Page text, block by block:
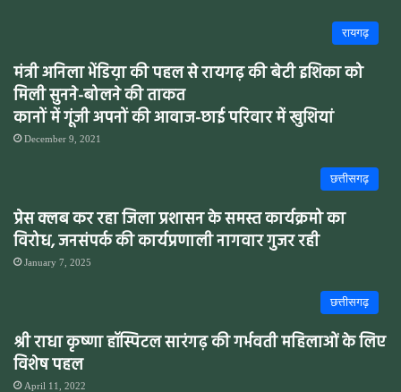
रायगढ़
मंत्री अनिला भेंडिय़ा की पहल से रायगढ़ की बेटी इशिका को
मिली सुनने-बोलने की ताकत
कानों में गूंजी अपनों की आवाज-छाई परिवार में खुशियां
December 9, 2021
छत्तीसगढ़
प्रेस क्लब कर रहा जिला प्रशासन के समस्त कार्यक्रमो का
विरोध, जनसंपर्क की कार्यप्रणाली नागवार गुजर रही
January 7, 2025
छत्तीसगढ़
श्री राधा कृष्णा हॉस्पिटल सारंगढ़ की गर्भवती महिलाओं के लिए
विशेष पहल
April 11, 2022